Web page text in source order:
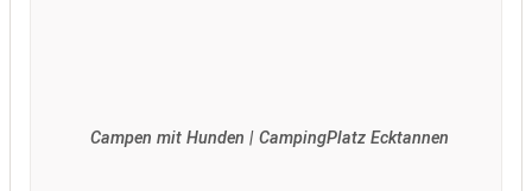
Campen mit Hunden | CampingPlatz Ecktannen